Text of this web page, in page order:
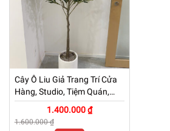
Cây Ô Liu Giả Trang Trí Cửa
Hàng, Studio, Tiệm Quán,
Văn Phòng, Nhà Cửa – Cao
160cm – Mã: PN-CG006
1.400.000 ₫
1.600.000 ₫